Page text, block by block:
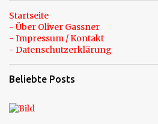
Startseite
- Über Oliver Gassner
- Impressum / Kontakt
- Datenschutzerklärung
Beliebte Posts